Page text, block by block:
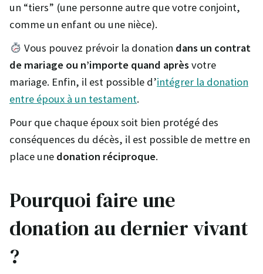
un “tiers” (une personne autre que votre conjoint,
comme un enfant ou une nièce).
Vous pouvez prévoir la donation dans un contrat
de mariage ou n’importe quand aprèsvotre
mariage. Enfin, il est possible d’intégrer la donation
entre époux à un testament.
Pour que chaque époux soit bien protégé des
conséquences du décès, il est possible de mettre en
place une donation réciproque.
Pourquoi faire une
donation au dernier vivant
?